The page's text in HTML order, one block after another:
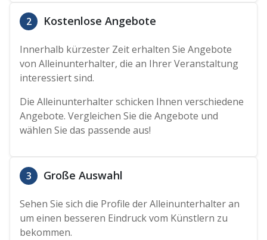
2 Kostenlose Angebote
Innerhalb kürzester Zeit erhalten Sie Angebote
von Alleinunterhalter, die an Ihrer Veranstaltung
interessiert sind.
Die Alleinunterhalter schicken Ihnen verschiedene
Angebote. Vergleichen Sie die Angebote und
wählen Sie das passende aus!
3 Große Auswahl
Sehen Sie sich die Profile der Alleinunterhalter an
um einen besseren Eindruck vom Künstlern zu
bekommen.